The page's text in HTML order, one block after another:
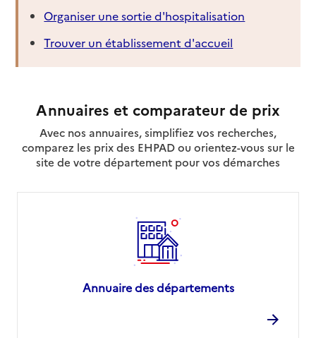
Organiser une sortie d'hospitalisation
Trouver un établissement d'accueil
Annuaires et comparateur de prix
Avec nos annuaires, simplifiez vos recherches,
comparez les prix des EHPAD ou orientez-vous sur le
site de votre département pour vos démarches
Annuaire des départements